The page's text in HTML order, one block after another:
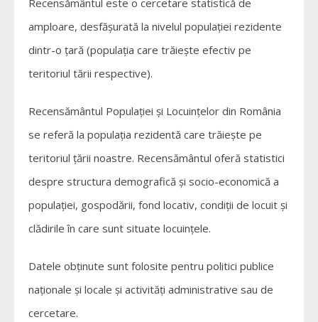
Recensământul este o cercetare statistică de
amploare, desfășurată la nivelul populației rezidente
dintr-o țară (populația care trăiește efectiv pe
teritoriul tării respective).
Recensământul Populației și Locuințelor din România
se referă la populația rezidentă care trăiește pe
teritoriul țării noastre. Recensământul oferă statistici
despre structura demografică și socio-economică a
populației, gospodării, fond locativ, condiții de locuit și
clădirile în care sunt situate locuințele.
Datele obținute sunt folosite pentru politici publice
naționale și locale și activități administrative sau de
cercetare.